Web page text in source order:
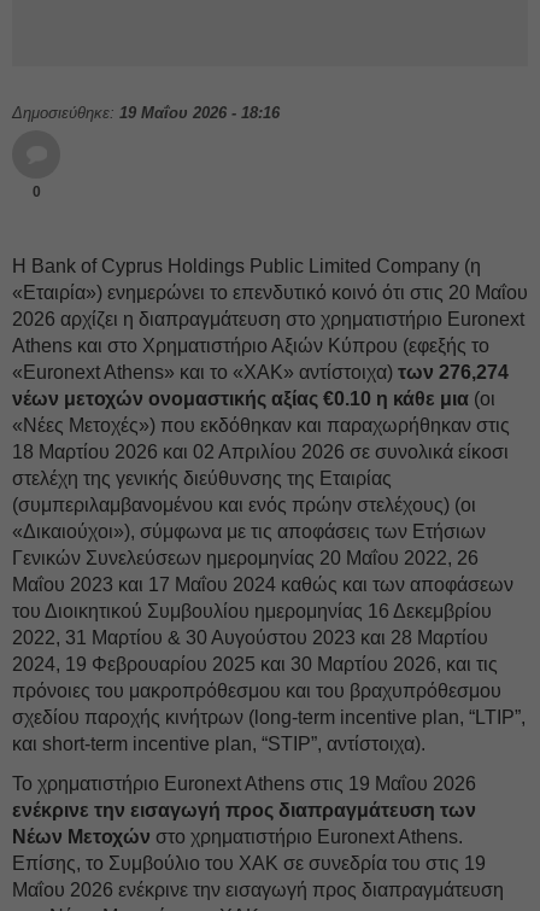
Δημοσιεύθηκε: 19 Μαΐου 2026 - 18:16
0
Η Bank of Cyprus Holdings Public Limited Company (η
«Εταιρία») ενημερώνει το επενδυτικό κοινό ότι στις 20 Μαΐου
2026 αρχίζει η διαπραγμάτευση στο χρηματιστήριο Euronext
Athens και στο Χρηματιστήριο Αξιών Κύπρου (εφεξής το
«Euronext Athens» και το «ΧΑΚ» αντίστοιχα) των 276,274
νέων μετοχών ονομαστικής αξίας €0.10 η κάθε μια (οι
«Νέες Μετοχές») που εκδόθηκαν και παραχωρήθηκαν στις
18 Μαρτίου 2026 και 02 Απριλίου 2026 σε συνολικά είκοσι
στελέχη της γενικής διεύθυνσης της Εταιρίας
(συμπεριλαμβανομένου και ενός πρώην στελέχους) (οι
«Δικαιούχοι»), σύμφωνα με τις αποφάσεις των Ετήσιων
Γενικών Συνελεύσεων ημερομηνίας 20 Μαΐου 2022, 26
Μαΐου 2023 και 17 Μαΐου 2024 καθώς και των αποφάσεων
του Διοικητικού Συμβουλίου ημερομηνίας 16 Δεκεμβρίου
2022, 31 Μαρτίου & 30 Αυγούστου 2023 και 28 Μαρτίου
2024, 19 Φεβρουαρίου 2025 και 30 Μαρτίου 2026, και τις
πρόνοιες του μακροπρόθεσμου και του βραχυπρόθεσμου
σχεδίου παροχής κινήτρων (long-term incentive plan, “LTIP”,
και short-term incentive plan, “STIP”, αντίστοιχα).
Το χρηματιστήριο Euronext Athens στις 19 Μαΐου 2026
ενέκρινε την εισαγωγή προς διαπραγμάτευση των
Νέων Μετοχών στο χρηματιστήριο Euronext Athens.
Επίσης, το Συμβούλιο του ΧΑΚ σε συνεδρία του στις 19
Μαΐου 2026 ενέκρινε την εισαγωγή προς διαπραγμάτευση